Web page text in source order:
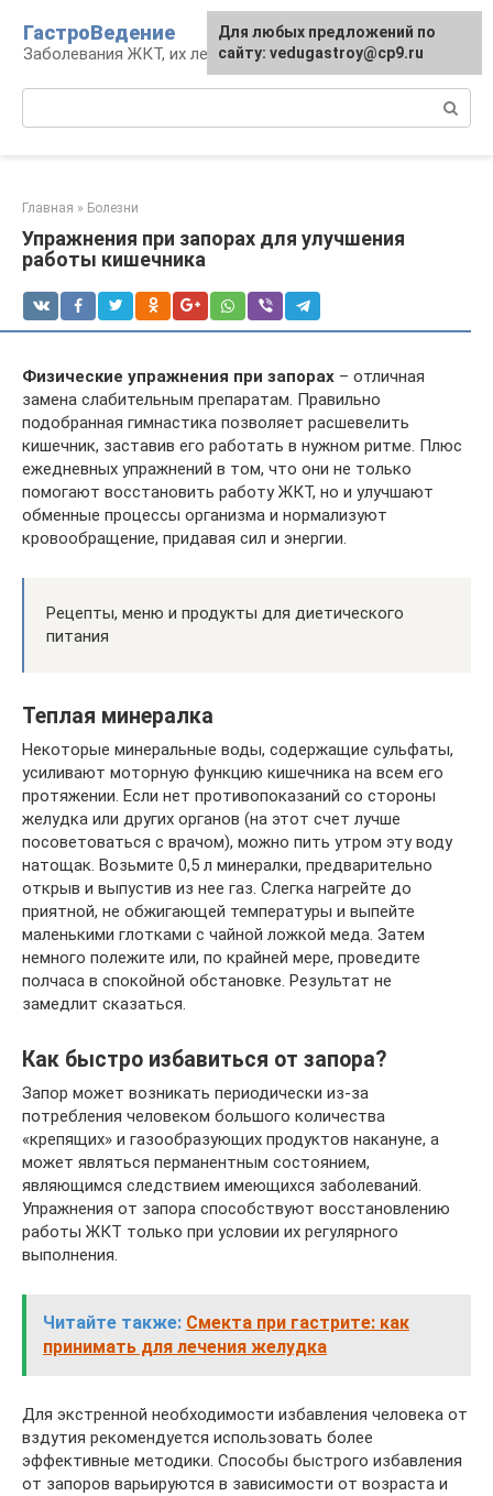
контенту
ГастроВедение
Заболевания ЖКТ, их лечение и профилактика
Главная » Болезни
Упражнения при запорах для улучшения
работы кишечника
Физические упражнения при запорах – отличная
замена слабительным препаратам. Правильно
подобранная гимнастика позволяет расшевелить
кишечник, заставив его работать в нужном ритме. Плюс
ежедневных упражнений в том, что они не только
помогают восстановить работу ЖКТ, но и улучшают
обменные процессы организма и нормализуют
кровообращение, придавая сил и энергии.
Рецепты, меню и продукты для диетического
питания
Теплая минералка
Некоторые минеральные воды, содержащие сульфаты,
усиливают моторную функцию кишечника на всем его
протяжении. Если нет противопоказаний со стороны
желудка или других органов (на этот счет лучше
посоветоваться с врачом), можно пить утром эту воду
натощак. Возьмите 0,5 л минералки, предварительно
открыв и выпустив из нее газ. Слегка нагрейте до
приятной, не обжигающей температуры и выпейте
маленькими глотками с чайной ложкой меда. Затем
немного полежите или, по крайней мере, проведите
полчаса в спокойной обстановке. Результат не
замедлит сказаться.
Как быстро избавиться от запора?
Запор может возникать периодически из-за
потребления человеком большого количества
«крепящих» и газообразующих продуктов накануне, а
может являться перманентным состоянием,
являющимся следствием имеющихся заболеваний.
Упражнения от запора способствуют восстановлению
работы ЖКТ только при условии их регулярного
выполнения.
Читайте также: Смекта при гастрите: как
принимать для лечения желудка
Для экстренной необходимости избавления человека от
вздутия рекомендуется использовать более
эффективные методики. Способы быстрого избавления
от запоров варьируются в зависимости от возраста и
Для любых предложений по
сайту: vedugastroy@cp9.ru